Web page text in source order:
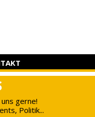
gerne!
Politik...